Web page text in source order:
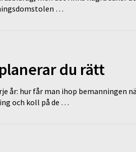
…
du rätt
år: hur får man ihop bemanningen
och koll på de …